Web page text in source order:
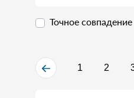
Точное совпадение
1 2